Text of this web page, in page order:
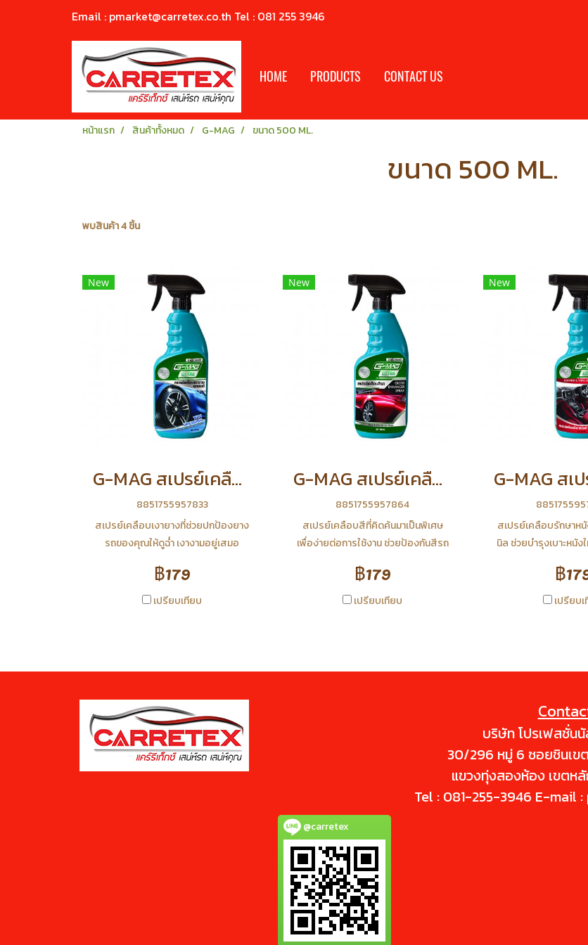
Email : pmarket@carretex.co.th Tel : 081 255 3946
HOME PRODUCTS CONTACT US
หน้าแรก สินค้าทั้งหมด G-MAG ขนาด 500 ML.
ขนาด 500 ML.
พบสินค้า 4 ชิ้น
New
G-MAG สเปรย์เคลือบเงายาง
8851755957833
สเปรย์เคลือบเงายางที่ช่วยปกป้องยาง
รถของคุณให้ดูฉ่ำ เงางามอยู่เสมอ
สาเหตุทำให้สียางซีด และแตกลาย
พร้อมช่วยปกป้องการเกิดคราบน้ำและ
฿179
เปรียบเทียบ
New
G-MAG สเปรย์เคลือบสี
8851755957864
สเปรย์เคลือบสีที่คิดค้นมาเป็นพิเศษ
เพื่อง่ายต่อการใช้งาน ช่วยป้องกันสีรถ
คราบน้ำ และฝุ่นละอองต่างๆ จึงทำให้รถ
ดูสดใสเงาามเหมือนใหม่อยู่เสมอ และยัง
฿179
เปรียบเทียบ
New
สเปรย์เคลือบรักษาห
นิล ช่วยบำรุงเบาะหนัง
ปกป้องหนังแท้จากรังสี
ที่ทำให้ผิววัสดุแห้ง
฿
เปรียบ
บริษัท โปรเฟสชั่น
30/296 หมู่ 6 ซอยชินเข
แขวงทุ่งสองห้อง เขตห
Tel : 081-255-3946 E-mail
@carretex